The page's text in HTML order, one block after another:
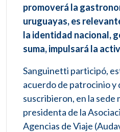
promoverá la
uruguayas, es
la identidad nacional,
suma, impulsará la
Sanguinetti participó,
acuerdo de patrocinio y
suscribieron, en la sede
presidenta de la
Agencias de Viaje